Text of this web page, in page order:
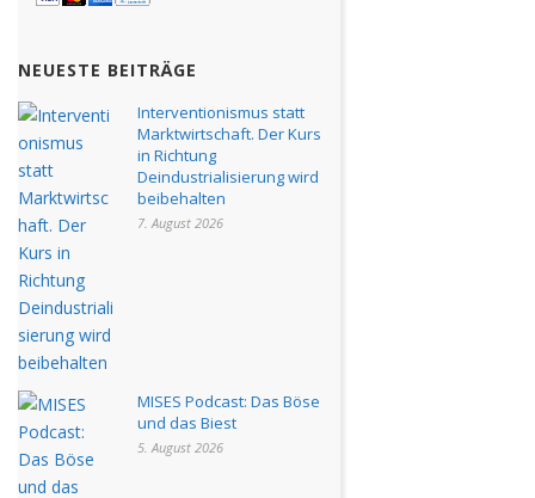
NEUESTE BEITRÄGE
Interventionismus statt
Marktwirtschaft. Der Kurs
in Richtung
Deindustrialisierung wird
beibehalten
7. August 2026
MISES Podcast: Das Böse
und das Biest
5. August 2026